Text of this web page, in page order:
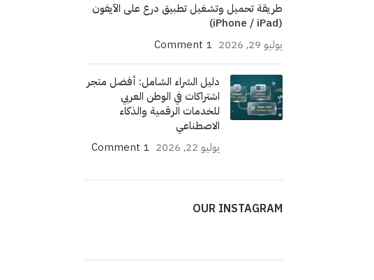
طريقة تحميل وتشغيل تطبيق درع على الآيفون
(iPhone / iPad)
يوليو 29, 2026
1 Comment
دليل الشراء الشامل: أفضل متجر
اشتراكات في الوطن العربي
للخدمات الرقمية والذكاء
الاصطناعي
يوليو 22, 2026
1 Comment
OUR INSTAGRAM